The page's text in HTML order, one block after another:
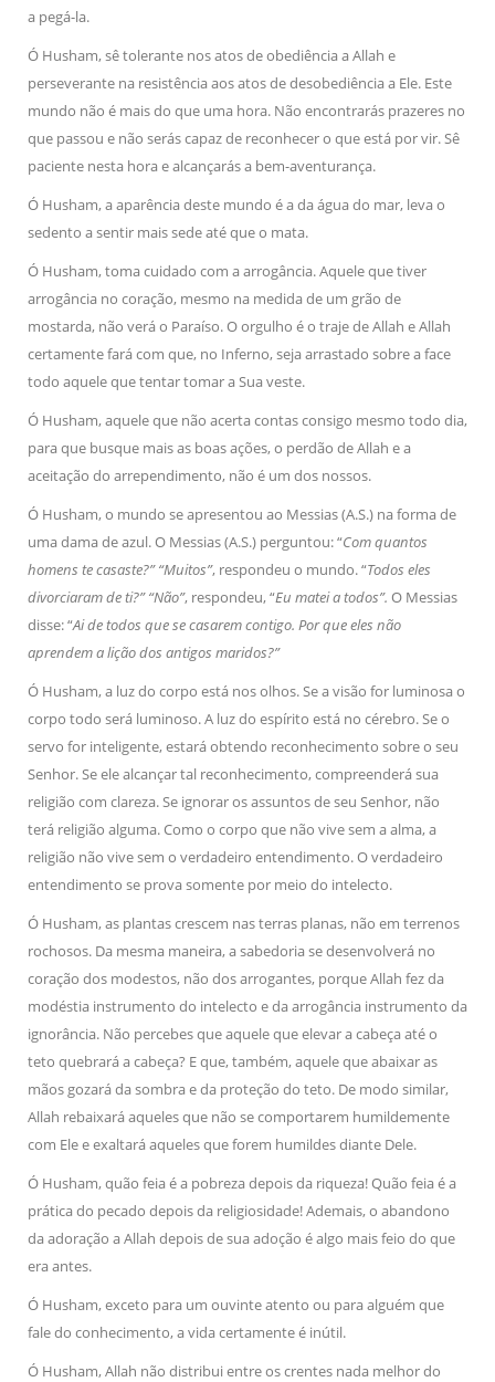
a pegá-la.
Ó Husham, sê tolerante nos atos de obediência a Allah e
perseverante na resistência aos atos de desobediência a Ele. Este
mundo não é mais do que uma hora. Não encontrarás prazeres no
que passou e não serás capaz de reconhecer o que está por vir. Sê
paciente nesta hora e alcançarás a bem-aventurança.
Ó Husham, a aparência deste mundo é a da água do mar, leva o
sedento a sentir mais sede até que o mata.
Ó Husham, toma cuidado com a arrogância. Aquele que tiver
arrogância no coração, mesmo na medida de um grão de
mostarda, não verá o Paraíso. O orgulho é o traje de Allah e Allah
certamente fará com que, no Inferno, seja arrastado sobre a face
todo aquele que tentar tomar a Sua veste.
Ó Husham, aquele que não acerta contas consigo mesmo todo dia,
para que busque mais as boas ações, o perdão de Allah e a
aceitação do arrependimento, não é um dos nossos.
Ó Husham, o mundo se apresentou ao Messias (A.S.) na forma de
uma dama de azul. O Messias (A.S.) perguntou: “Com quantos
homens te casaste?” “Muitos”, respondeu o mundo. “Todos eles
divorciaram de ti?” “Não”, respondeu, “Eu matei a todos”. O Messias
disse: “Ai de todos que se casarem contigo. Por que eles não
aprendem a lição dos antigos maridos?”
Ó Husham, a luz do corpo está nos olhos. Se a visão for luminosa o
corpo todo será luminoso. A luz do espírito está no cérebro. Se o
servo for inteligente, estará obtendo reconhecimento sobre o seu
Senhor. Se ele alcançar tal reconhecimento, compreenderá sua
religião com clareza. Se ignorar os assuntos de seu Senhor, não
terá religião alguma. Como o corpo que não vive sem a alma, a
religião não vive sem o verdadeiro entendimento. O verdadeiro
entendimento se prova somente por meio do intelecto.
Ó Husham, as plantas crescem nas terras planas, não em terrenos
rochosos. Da mesma maneira, a sabedoria se desenvolverá no
coração dos modestos, não dos arrogantes, porque Allah fez da
modéstia instrumento do intelecto e da arrogância instrumento da
ignorância. Não percebes que aquele que elevar a cabeça até o
teto quebrará a cabeça? E que, também, aquele que abaixar as
mãos gozará da sombra e da proteção do teto. De modo similar,
Allah rebaixará aqueles que não se comportarem humildemente
com Ele e exaltará aqueles que forem humildes diante Dele.
Ó Husham, quão feia é a pobreza depois da riqueza! Quão feia é a
prática do pecado depois da religiosidade! Ademais, o abandono
da adoração a Allah depois de sua adoção é algo mais feio do que
era antes.
Ó Husham, exceto para um ouvinte atento ou para alguém que
fale do conhecimento, a vida certamente é inútil.
Ó Husham, Allah não distribui entre os crentes nada melhor do